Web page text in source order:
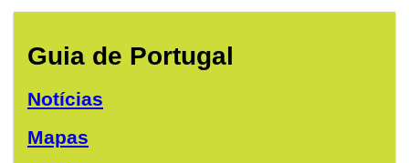
Guia de Portugal
Notícias
Mapas